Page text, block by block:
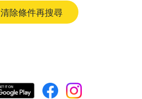
清除條件再搜尋